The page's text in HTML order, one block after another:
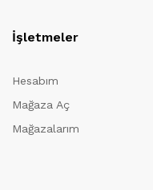
İşletmeler
Hesabım
Mağaza Aç
Mağazalarım